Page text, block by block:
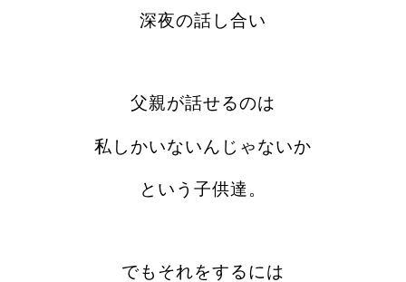
深夜の話し合い
父親が話せるのは
私しかいないんじゃないか
という子供達。
でもそれをするには